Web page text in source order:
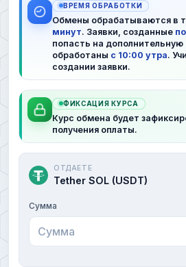
ВРЕМЯ ОБРАБОТКИ
Обмены обрабатываются в
минут. Заявки, созданные
попасть на дополнительную
обработаны с 10:00 утра.
создании заявки.
ФИКСАЦИЯ КУРСА
Курс обмена будет
получения оплаты.
ОТДАЕТЕ
Tether SOL (USDT)
Сумма